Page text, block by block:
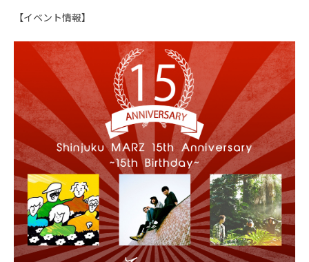
【イベント情報】